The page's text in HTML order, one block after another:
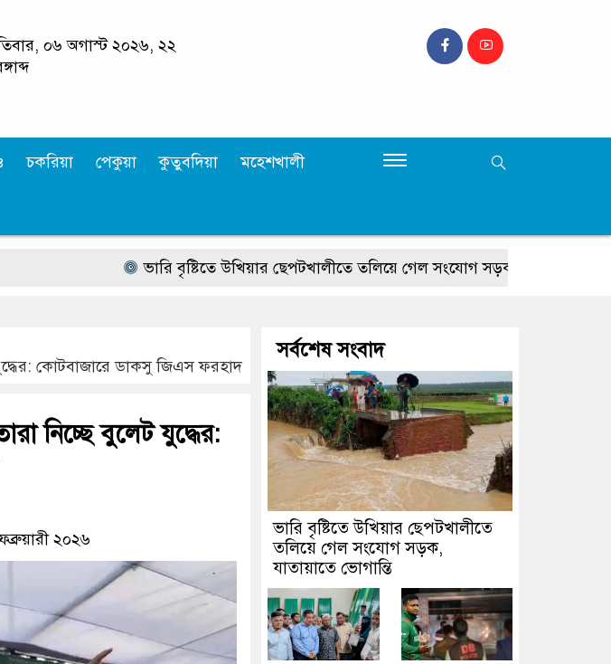
০৬ অগাস্ট ২০২৬, ২২
চকরিয়া পেকুয়া কুতুবদিয়া মহেশখালী
ভারি বৃষ্টিতে উখিয়ার ছেপটখালীতে তলিয়ে গেল সংযোগ সড়ক, যাতায়াতে ভোগান্তি
যুদ্ধের: কোটবাজারে ডাকসু জিএস ফরহাদ
নিচ্ছে বুলেট যুদ্ধের:
২০২৬
সর্বশেষ সংবাদ
ভারি বৃষ্টিতে উখিয়ার ছেপটখালীতে
তলিয়ে গেল সংযোগ সড়ক,
যাতায়াতে ভোগান্তি